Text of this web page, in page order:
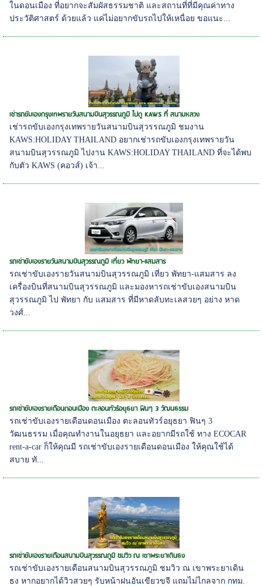
ในดอนเมือง ที่อยากจะสัมผัสธรรมชาติ และสถานที่ที่มีคุณค่าทาง
ประวัติศาสตร์ ด้วยแล้ว แค่ไม่อยากขับรถไปให้เหนื่อย ขอแนะ...
เช่ารถขับเองกรุงเทพรายวันสนามบินสุวรรณภูมิ ไปดู KAWS ที่ สนามหลวง
เช่ารถขับเองกรุงเทพรายวันสนามบินสุวรรณภูมิ ชมงาน
KAWS:HOLIDAY THAILAND อยากเช่ารถขับเองกรุงเทพรายวัน
สนามบินสุวรรณภูมิ ไปงาน KAWS:HOLIDAY THAILAND ที่จะได้พบ
กับตัว KAWS (คอวส์) เจ้า...
รถเช่าขับเองรายวันสนามบินสุวรรณภูมิ เที่ยว พัทยา-แสมสาร
รถเช่าขับเองรายวันสนามบินสุวรรณภูมิ เที่ยว พัทยา-แสมสาร ลง
เครื่องบินที่สนามบินสุวรรณภูมิ และมองหารถเช่าขับเองสนามบิน
สุวรรณภูมิ ไป พัทยา กับ แสมสาร ที่มีหาดลับทะเลสวยๆ อย่าง หาด
วงศ์...
รถเช่าขับเองรายเดือนดอนเมือง ตะลอนทัวร์อยุธยา ฟินๆ 3 วัฒนธรรม
รถเช่าขับเองรายเดือนดอนเมือง ตะลอนทัวร์อยุธยา ฟินๆ 3
วัฒนธรรม เมื่อคุณทำงานในอยุธยา และอยากมีรถใช้ ทาง ECOCAR
rent-a-car ก็ให้คุณมี รถเช่าขับเองรายเดือนดอนเมือง ให้คุณใช้ได้
สบาย ทั...
รถเช่าขับเองรายเดือนสนามบินสุวรรณภูมิ ชมวิว ณ เขาพระยาเดินธง
รถเช่าขับเองรายเดือนสนามบินสุวรรณภูมิ ชมวิว ณ เขาพระยาเดิน
ธง หากอยากได้วิวสวยๆ รับหน้าฝนอันเขียวขจี แถมไม่ไกลจาก กทม.